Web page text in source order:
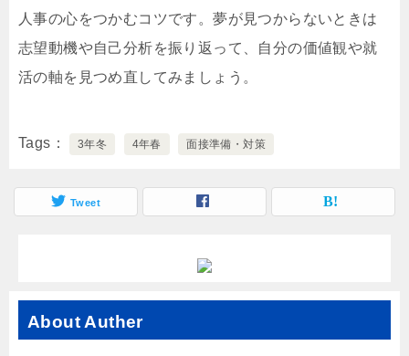
人事の心をつかむコツです。夢が見つからないときは
志望動機や自己分析を振り返って、自分の価値観や就
活の軸を見つめ直してみましょう。
Tags 3年冬 4年春 面接準備・対策
Tweet
About Auther